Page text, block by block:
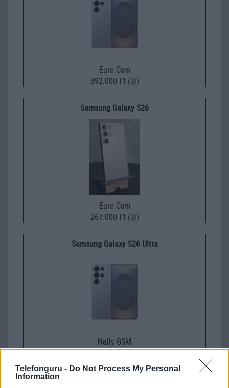
Telefonguru - Do Not Process My Personal
Information
Euro Gsm
392.000 Ft (új)
Samsung Galaxy S26
Euro Gsm
267.000 Ft (új)
Samsung Galaxy S26 Ultra
Nelly GSM
350.000 Ft (új)